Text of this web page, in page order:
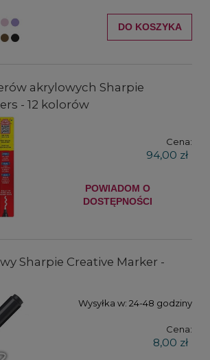
DO KOSZYKA
akrylowych Sharpie
- 12 kolorów
Cena:
94,00 zł
POWIADOM O
DOSTĘPNOŚCI
Sharpie Creative Marker -
Wysyłka w: 24-48 godziny
Cena:
8,00 zł